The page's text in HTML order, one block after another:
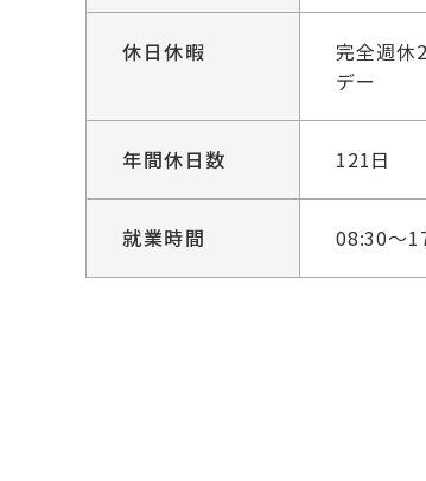
休日休暇
完全週休
デー
年間休日数 121日
就業時間 08:30～